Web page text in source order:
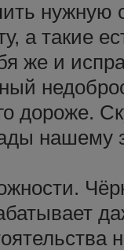
нужную
а такие
же и
дороже.
нашему